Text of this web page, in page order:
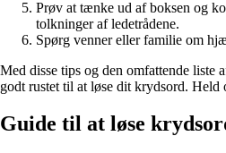
Prøv at tænke ud af boksen og
tolkninger af ledetrådene.
Spørg venner eller familie om
Med disse tips og den omfattende liste
godt rustet til at løse dit krydsord. Held
Guide til at løse